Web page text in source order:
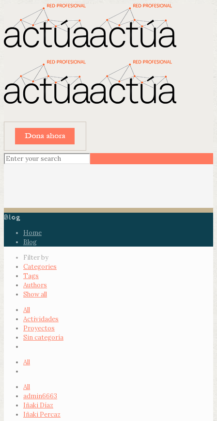
Blog
Home
Blog
Filter by
Categories
Tags
Authors
Show all
All
Actividades
Proyectos
Sin categoría
All
All
admin6663
Iñaki Díaz
Iñaki Percaz